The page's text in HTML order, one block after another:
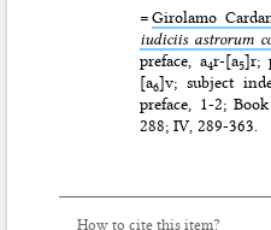
=Girolamo
iudiciis astrorum
preface, a4r-[a5]r;
[a6]v; subject
preface, 1-2;
288; IV, 289-363.
How to cite this item?